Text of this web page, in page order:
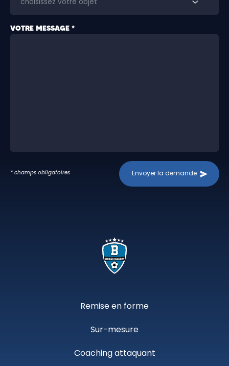
VOTRE MESSAGE *
* champs obligatoires
Remise en forme
Sur-mesure
Coaching attaquant